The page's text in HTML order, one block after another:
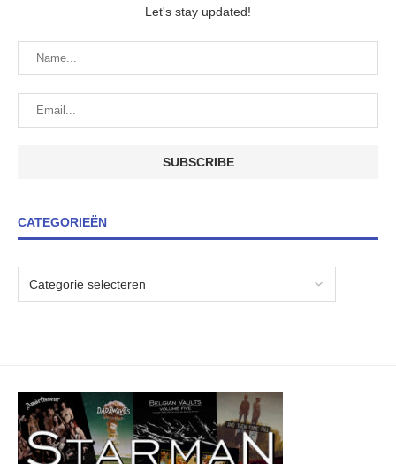
Let's stay updated!
CATEGORIEËN